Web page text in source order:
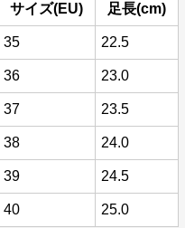
サイズ(EU) 足長(cm)
35 22.5
36 23.0
37 23.5
38 24.0
39 24.5
40 25.0